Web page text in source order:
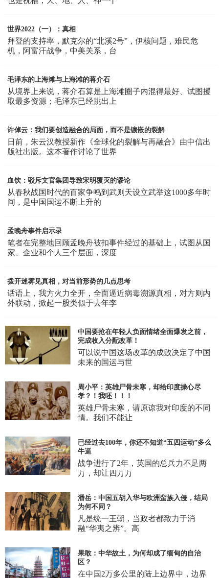
世界2022（一）：真相
拜登的支持率，默克尔的“北溪2号”，伊核问题，难民危
机，阿富汗战争，中美关系，台
毛泽东的上海滩与上海滩的蒋介石
从境界上来说，蒋介石算是上海滩圈子内混得最好、试图攫
取最多资源；毛泽东已经跳出上
许倬云：我们要创造融合的局面，而不是镶嵌的裂解
日前，朱云汉教授新作《全球化的裂解与再融合》由中信出
版社出版。这本著作讨论了世界
血饮：驳斥文官集团导致宋明覆灭的谬论
从春秋战国时代的百家争鸣到武则天设立武举这1000多年时
间，是中国国运不断上升的
孟晚舟事件启示录
笔者在完整地回顾孟晚舟被扣事件经过的基础上，试图从国
家、企业和个人三个层面，深度
拨开迷雾见真相，对当前形势的几点思考
话语上，我方火力全开，全面逼近病毒溯源真相，对方则内
外联动，掀起一股类似于去年李
中国要抢在年轻人负面情绪全面爆发之前，
完成收入分配改革！
可以说中国这场改革的成败决定了中国
未来的国运与世
周小平：英雄尸骨未寒，却给印度操心尽
孝？！我呸！！！
英雄尸骨未寒，请原谅我对印度的不同
情。我们不能让
已经过去100年，你还不知道“五四运动”多么
牛逼
战争进行了2年，英国的总兵力不足两
万，却让四万万
潘岳：中国五胡入华与欧洲蛮族入侵，结局
为何不同？
凡是统一王朝，当政者都致力于消
融“华夷之辨”。高
果敢：中华故土，为何却成了缅甸的自治
区？
在中国2万多公里的陆上边界中，边界